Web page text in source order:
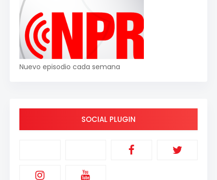
Nuevo episodio cada semana
SOCIAL PLUGIN